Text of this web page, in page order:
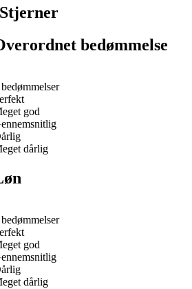
Stjerner
bedømmelse
god
dårlig
god
dårlig